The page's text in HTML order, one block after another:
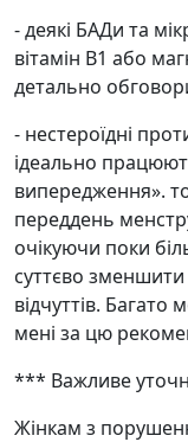
- деякі БАДи та
вітамін В1 або
детально
- нестероїдні
ідеально
випередження».
переддень
очікуючи поки
суттєво
відчуттів. Багато
мені за цю
*** Важливе
Жінкам з